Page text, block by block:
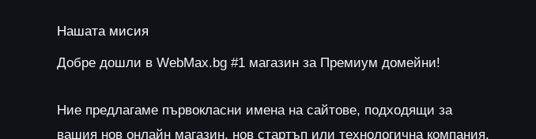
Нашата мисия
Добре дошли в WebMax.bg #1 магазин за Премиум домейни!
Ние предлагаме първокласни имена на сайтове, подходящи за
вашия нов онлайн магазин, нов стартъп или технологична компания.